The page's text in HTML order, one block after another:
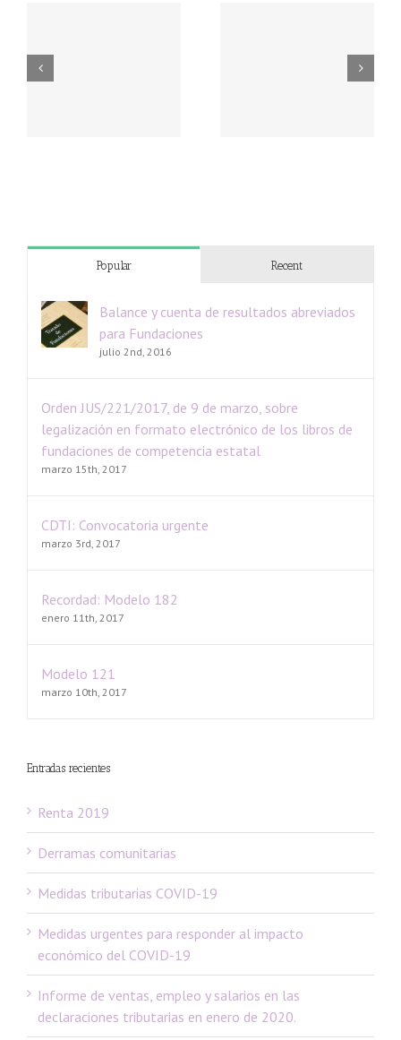
Popular Recent
Balance y cuenta de resultados abreviados
para Fundaciones
julio 2nd, 2016
Orden JUS/221/2017, de 9 de marzo, sobre
legalización en formato electrónico de los libros de
fundaciones de competencia estatal
marzo 15th, 2017
CDTI: Convocatoria urgente
marzo 3rd, 2017
Recordad: Modelo 182
enero 11th, 2017
Modelo 121
marzo 10th, 2017
Entradas recientes
Renta 2019
Derramas comunitarias
Medidas tributarias COVID-19
Medidas urgentes para responder al impacto
económico del COVID-19
Informe de ventas, empleo y salarios en las
declaraciones tributarias en enero de 2020.